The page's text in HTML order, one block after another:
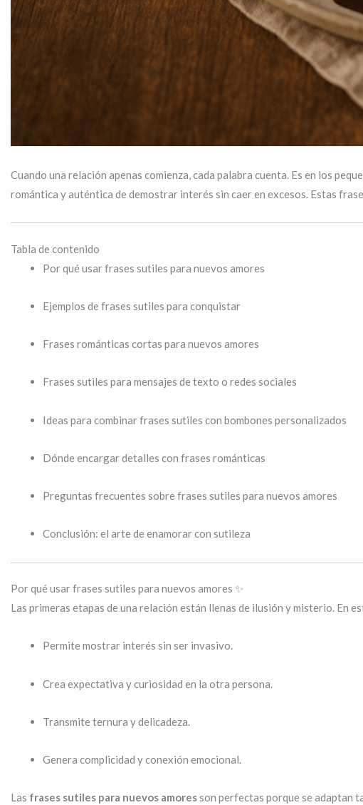
Cuando una relación apenas comienza, cada palabra cuenta. Es en los
romántica y auténtica de demostrar interés sin caer en excesos. Estas
Tabla de contenido
Por qué usar frases sutiles para nuevos amores
Ejemplos de frases sutiles para conquistar
Frases románticas cortas para nuevos amores
Frases sutiles para mensajes de texto o redes sociales
Ideas para combinar frases sutiles con bombones personalizados
Dónde encargar detalles con frases románticas
Preguntas frecuentes sobre frases sutiles para nuevos amores
Conclusión: el arte de enamorar con sutileza
Por qué usar frases sutiles para nuevos amores ✨
Las primeras etapas de una relación están llenas de ilusión y misterio. En
Permite mostrar interés sin ser invasivo.
Crea expectativa y curiosidad en la otra persona.
Transmite ternura y delicadeza.
Genera complicidad y conexión emocional.
Las frases sutiles para nuevos amoresson perfectas porque se adaptan